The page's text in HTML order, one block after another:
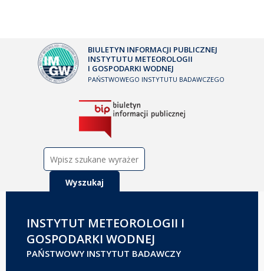
BIULETYN INFORMACJI PUBLICZNEJ
INSTYTUTU METEOROLOGII
I GOSPODARKI WODNEJ
PAŃSTWOWEGO INSTYTUTU BADAWCZEGO
INSTYTUT METEOROLOGII I
GOSPODARKI WODNEJ
PAŃSTWOWY INSTYTUT BADAWCZY